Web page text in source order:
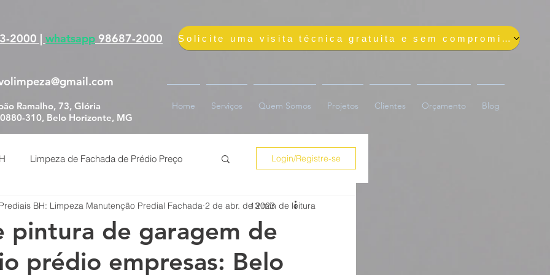
2000 | whatsapp 98687-2000 Solicite uma visita técnica gratuita e sem compromisso
Ramalho, 73, Glória
310, Belo Horizonte, MG
Home Serviços Quem Somos Projetos Clientes Orçamento Blog
Limpeza de Fachada de Prédio Preço
Fachada de Prédio
impermeabilização fachada
Login/Registre-se
pintura de garagem de
prédio empresas: Belo
BH: Limpeza Manutenção Predial Fachada 2 de abr. de 202313 min de leitura